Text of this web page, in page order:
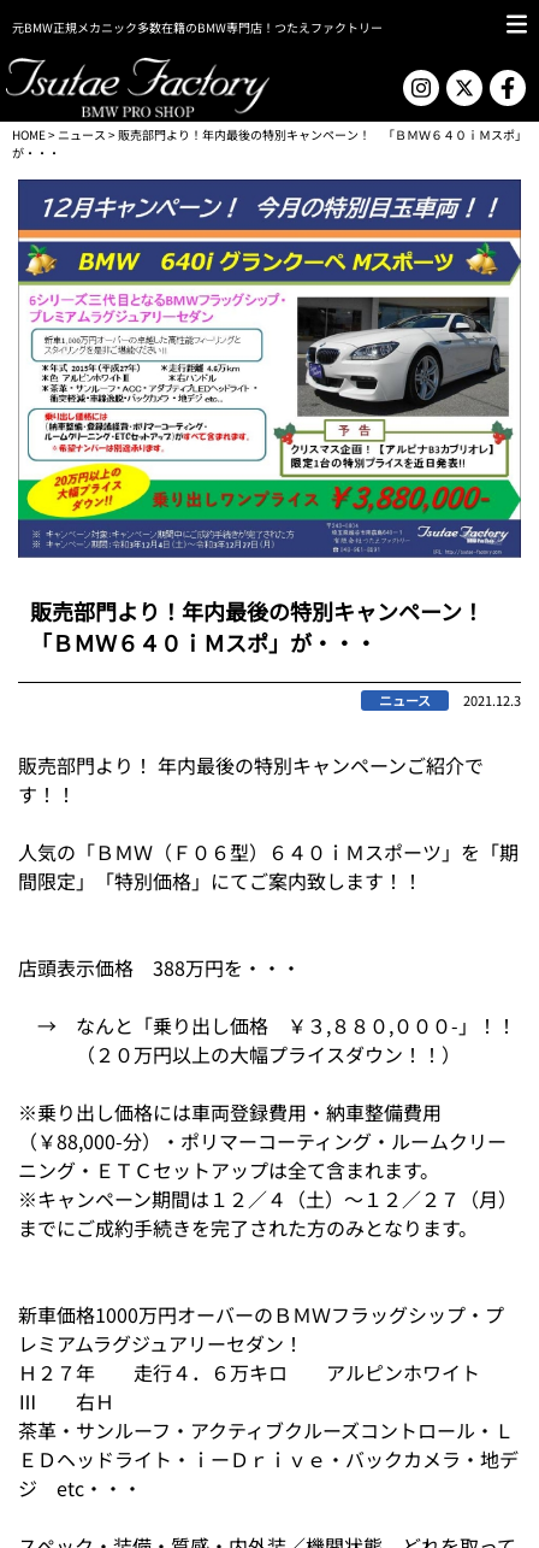
元BMW正規メカニック多数在籍のBMW専門店！つたえファクトリー
HOME> ニュース > 販売部門より！年内最後の特別キャンペーン！ 「ＢＭＷ６４０ｉＭスポ」
が・・・
販売部門より！年内最後の特別キャンペーン！
「ＢＭＷ６４０ｉＭスポ」が・・・
ニュース 2021.12.3
販売部門より！ 年内最後の特別キャンペーンご紹介で
す！！
人気の「ＢＭＷ（Ｆ０６型）６４０ｉＭスポーツ」を「期
間限定」「特別価格」にてご案内致します！！
店頭表示価格 388万円を・・・
→ なんと「乗り出し価格 ￥３,８８０,０００-」！！
（２０万円以上の大幅プライスダウン！！）
※乗り出し価格には車両登録費用・納車整備費用
（￥88,000-分）・ポリマーコーティング・ルームクリー
ニング・ＥＴＣセットアップは全て含まれます。
※キャンペーン期間は１２／４（土）～１２／２７（月）
までにご成約手続きを完了された方のみとなります。
新車価格1000万円オーバーのＢＭＷフラッグシップ・プ
レミアムラグジュアリーセダン！
Ｈ２７年 走行４．６万キロ アルピンホワイト
Ⅲ 右Ｈ
茶革・サンルーフ・アクティブクルーズコントロール・Ｌ
ＥＤヘッドライト・ｉーＤｒｉｖｅ・バックカメラ・地デ
ジ etc・・・